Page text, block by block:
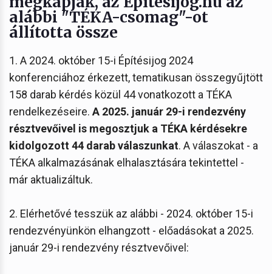
alábbi "TÉKA-csomag"-ot
állította össze
1. A 2024. október 15-i Építésijog 2024
konferenciához érkezett, tematikusan összegyűjtött
158 darab kérdés közül 44 vonatkozott a TÉKA
rendelkezéseire. A 2025. január 29-i rendezvény
résztvevőivel is megosztjuk a TÉKA kérdésekre
kidolgozott 44 darab válaszunkat. A válaszokat - a
TÉKA alkalmazásának elhalasztására tekintettel -
már aktualizáltuk.
2. Elérhetővé tesszük az alábbi - 2024. október 15-i
rendezvényünkön elhangzott - előadásokat a 2025.
január 29-i rendezvény résztvevőivel: